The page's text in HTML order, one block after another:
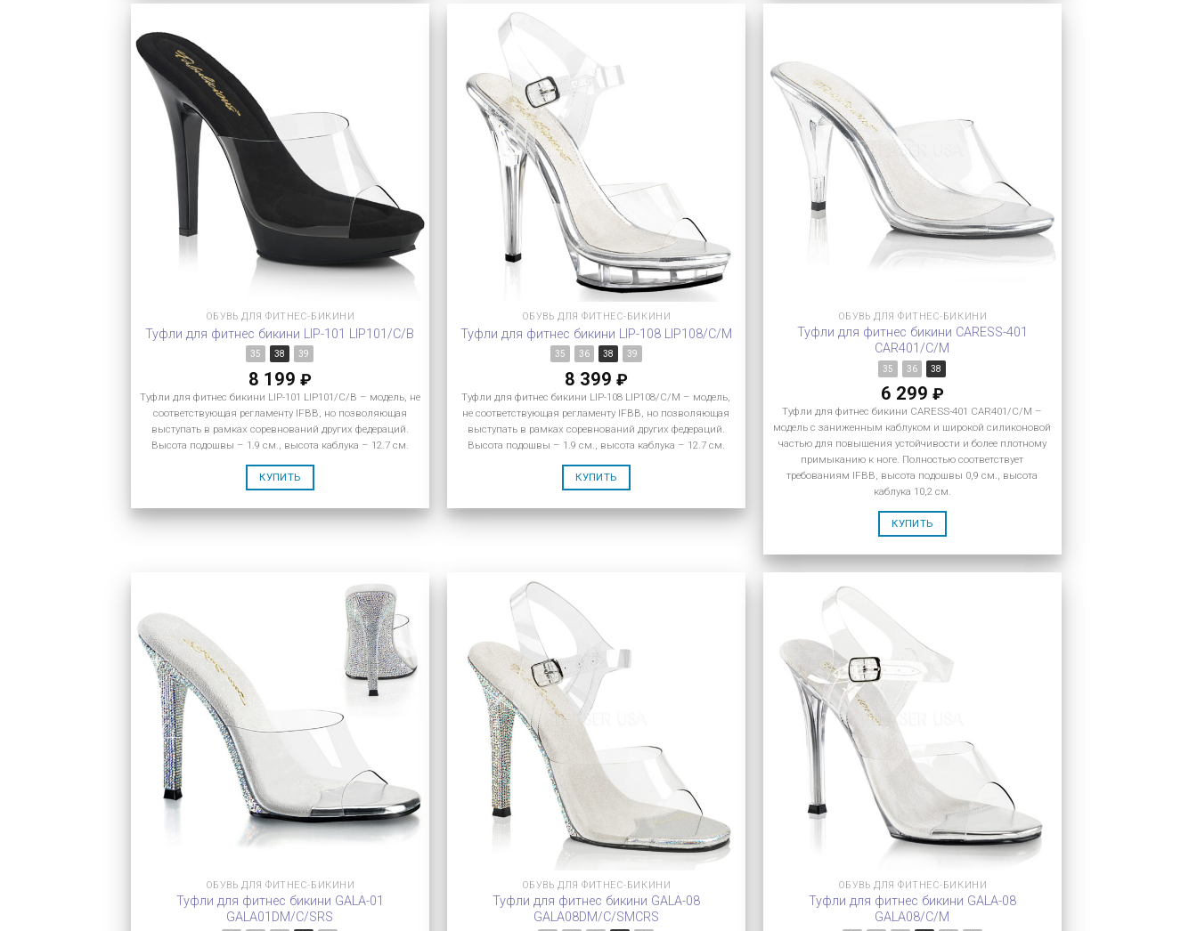
ОБУВЬ ДЛЯ ФИТНЕС-БИКИНИ
Туфли для фитнес бикини LIP-101 LIP101/C/B
35 38 39
8 199 ₽
Туфли для фитнес бикини LIP-101 LIP101/C/B – модель, не
соответствующая регламенту IFBB, но позволяющая
выступать в рамках соревнований других федераций.
Высота подошвы – 1.9 см., высота каблука – 12.7 см.
КУПИТЬ
ОБУВЬ ДЛЯ ФИТНЕС-БИКИНИ
Туфли для фитнес бикини LIP-108 LIP108/C/M
35 36 38 39
8 399 ₽
Туфли для фитнес бикини LIP-108 LIP108/C/M – модель,
не соответствующая регламенту IFBB, но позволяющая
выступать в рамках соревнований других федераций.
Высота подошвы – 1.9 см., высота каблука – 12.7 см.
КУПИТЬ
ОБУВЬ ДЛЯ ФИТНЕС-БИКИНИ
Туфли для фитнес бикини CARESS-401
CAR401/C/M
35 36 38
6 299 ₽
Туфли для фитнес бикини CARESS-401 CAR401/C/M –
модель с заниженным каблуком и широкой силиконовой
частью для повышения устойчивости и более плотному
примыканию к ноге. Полностью соответствует
требованиям IFBB, высота подошвы 0,9 см., высота
каблука 10,2 см.
КУПИТЬ
ОБУВЬ ДЛЯ ФИТНЕС-БИКИНИ
Туфли для фитнес бикини GALA-01
GALA01DM/C/SRS
ОБУВЬ ДЛЯ ФИТНЕС-БИКИНИ
Туфли для фитнес бикини GALA-08
GALA08DM/C/SMCRS
ОБУВЬ ДЛЯ ФИТНЕС-БИКИНИ
Туфли для фитнес бикини GALA-08
GALA08/C/M